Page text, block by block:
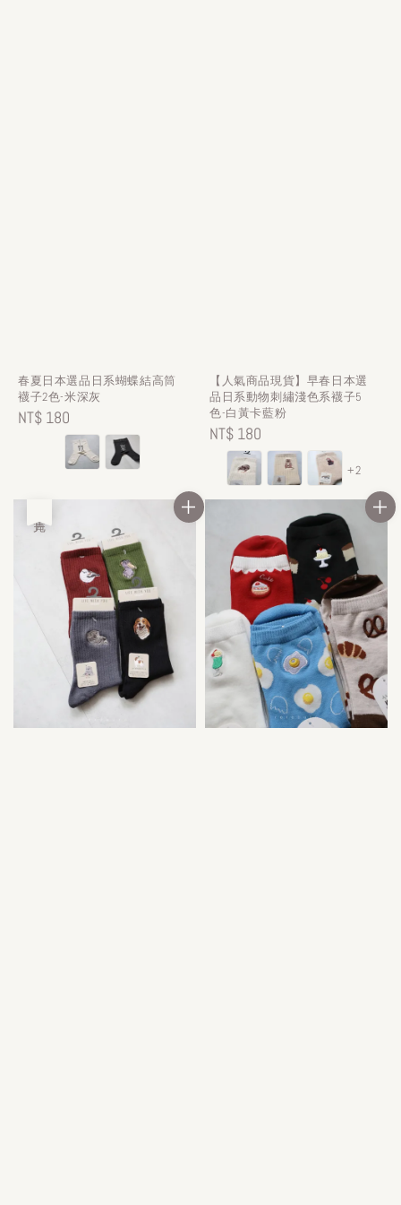
春夏日本選品日系蝴蝶結高筒
襪子2色-米深灰
Regular
NT$ 180
【人氣商品現貨】早春日本選
品日系動物刺繡淺色系襪子5
色-白黃卡藍粉
Regular
price
NT$ 180
+2